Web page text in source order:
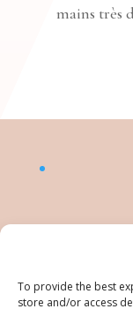
To provide the best
store and/or access
mains très